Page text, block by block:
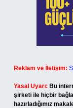
Reklam ve İletişim:
Yasal Uyarı: Bu
şirketi ile hiçbir
hazırladığımız